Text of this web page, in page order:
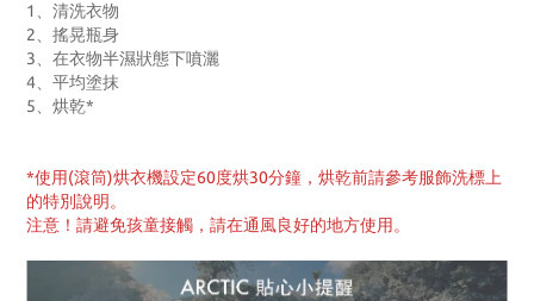
1、清洗衣物
2、搖晃瓶身
3、在衣物半濕狀態下噴灑
4、平均塗抹
5、烘乾*
*使用(滾筒)烘衣機設定60度烘30分鐘，烘乾前請參考服飾洗標上
的特別說明。
注意！請避免孩童接觸，請在通風良好的地方使用。